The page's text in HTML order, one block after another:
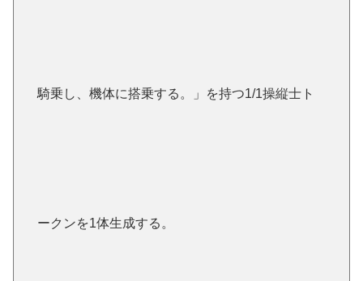
騎乗し、機体に搭乗する。」を持つ1/1操縦士ト
ークンを1体生成する。